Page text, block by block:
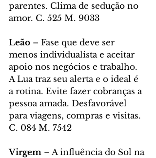
parentes. Clima de sedução no
amor. C. 525 M. 9033
Leão – Fase que deve ser
menos individualista e aceitar
apoio nos negócios e trabalho.
A Lua traz seu alerta e o ideal é
a rotina. Evite fazer cobranças a
pessoa amada. Desfavorável
para viagens, compras e visitas.
C. 084 M. 7542
Virgem – A influência do Sol na